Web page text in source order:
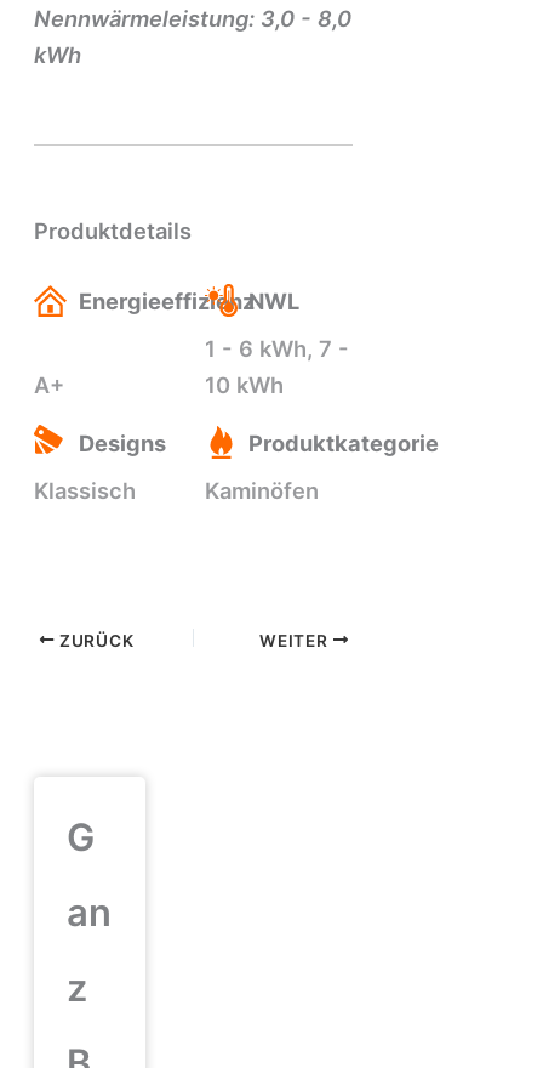
Nennwärmeleistung: 3,0 - 8,0
kWh
Produktdetails
Energieeffizienz
A+
NWL
1 - 6 kWh, 7 -
10 kWh
Designs
Klassisch
Produktkategorie
Kaminöfen
ZURÜCK WEITER
G
an
z